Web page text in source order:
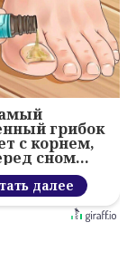
грибок
с корнем,
сном…
далее